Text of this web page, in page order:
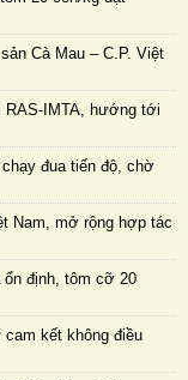
Cà Mau – C.P. Việt
RAS-IMTA, hướng tới
đua tiến độ, chờ
Nam, mở rộng hợp tác
định, tôm cỡ 20
kết không điều